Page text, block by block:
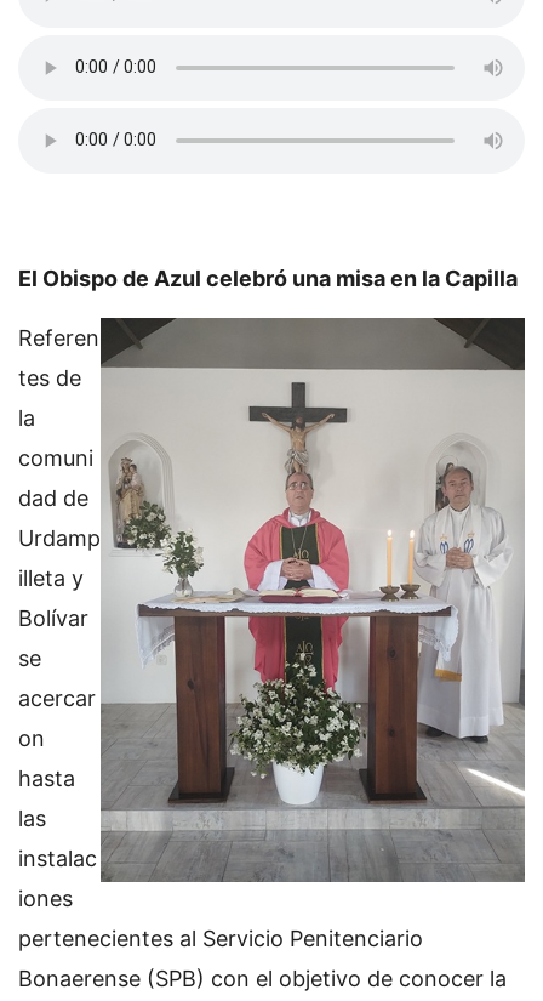
El Obispo de Azul celebró una misa en la Capilla
Referen
tes de
la
comuni
dad de
Urdamp
illeta y
Bolívar
se
acercar
on
hasta
las
instalac
iones
pertenecientes al Servicio Penitenciario
Bonaerense (SPB) con el objetivo de conocer la